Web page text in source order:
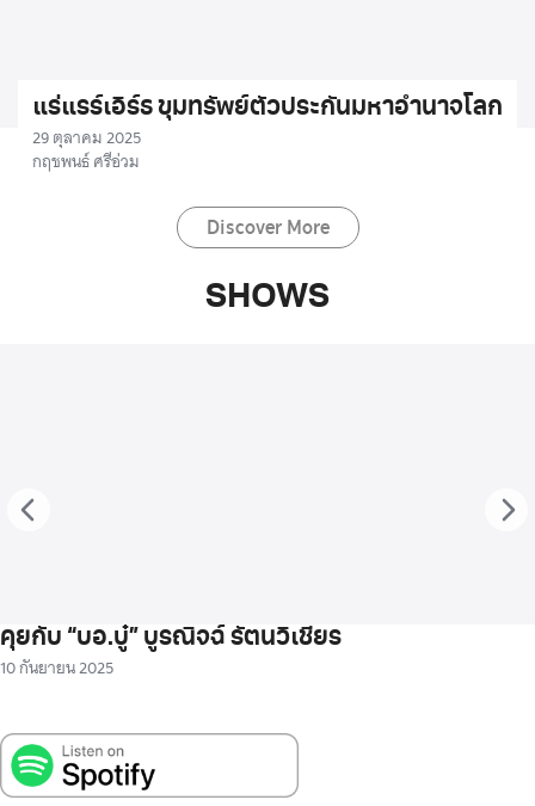
แร่แรร์เอิร์ธ ขุมทรัพย์ตัวประกันมหาอำนาจโลก
29 ตุลาคม 2025
กฤชพนธ์ ศรีอ่วม
Discover More
SHOWS
คุยกับ “บอ.บู๋” บูรณิจฉ์ รัตนวิเชียร
10 กันยายน 2025